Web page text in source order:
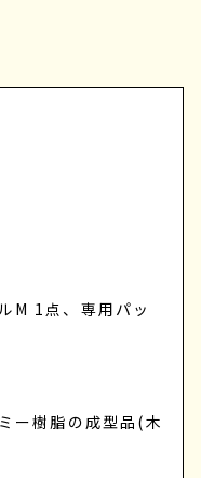
M 1点、専用パッ
ー樹脂の成型品(木